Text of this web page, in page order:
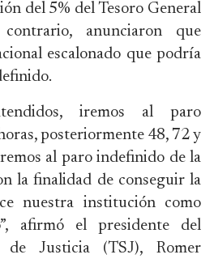
del 5% del Tesoro General
anunciaron que
escalonado que podría
iremos al paro
posteriormente 48, 72 y
al paro indefinido de la
la finalidad de conseguir la
nuestra institución como
afirmó el presidente del
de Justicia (TSJ), Romer